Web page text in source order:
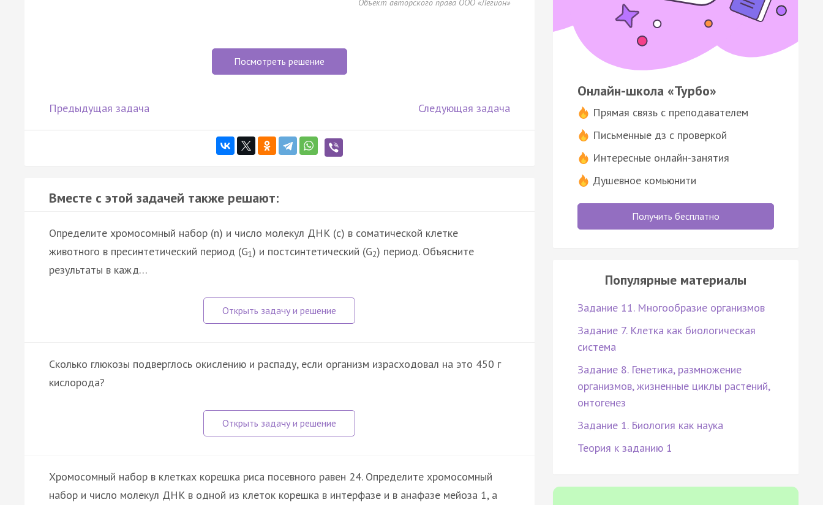
Объект авторского права ООО «Легион»
Посмотреть решение
Предыдущая задача Следующая задача
Вместе с этой задачей также решают:
Определите хромосомный набор (n) и число молекул ДНК (с) в соматической клетке
животного в пресинтетический период (G1) и постсинтетический (G2) период. Объясните
результаты в кажд…
Сколько глюкозы подверглось окислению и распаду, если организм израсходовал на это 450 г
кислорода?
Хромосомный набор в клетках корешка риса посевного равен 24. Определите хромосомный
набор и число молекул ДНК в одной из клеток корешка в интерфазе и в анафазе мейоза 1, а
Онлайн-школа «Турбо»
Прямая связь с преподавателем
Письменные дз с проверкой
Интересные онлайн-занятия
Душевное комьюнити
Получить бесплатно
Популярные материалы
Задание 11. Многообразие организмов
Задание 7. Клетка как биологическая
система
Задание 8. Генетика, размножение
организмов, жизненные циклы растений,
онтогенез
Задание 1. Биология как наука
Теория к заданию 1